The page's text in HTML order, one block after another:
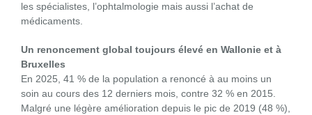
les spécialistes, l’ophtalmologie mais aussi l’achat de
médicaments.
Un renoncement global toujours élevé en Wallonie et à
Bruxelles
En 2025, 41 % de la population a renoncé à au moins un
soin au cours des 12 derniers mois, contre 32 % en 2015.
Malgré une légère amélioration depuis le pic de 2019 (48 %),